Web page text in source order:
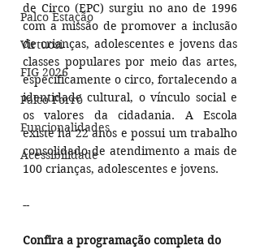
Palco Estação
Virtuosi
FIG 2026
Palco Forró
Funcionalidades
Acessibilidade
de Circo (EPC) surgiu no ano de 1996
com a missão de promover a inclusão
de crianças, adolescentes e jovens das
classes populares por meio das artes,
especificamente o circo, fortalecendo a
identidade cultural, o vínculo social e
os valores da cidadania. A Escola
existe há 22 anos e possui um trabalho
consolidado de atendimento a mais de
100 crianças, adolescentes e jovens.
--
Confira a programação completa do